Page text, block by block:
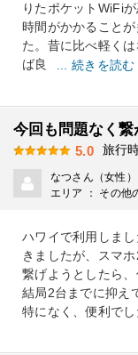
りたポケットWiFi
時間がかかること
た。昔に比べ軽く
ば良
... 続きを読む
今回も問題なく繋
5.0 旅行
なつさん（女性）
エリア ： その他
ハワイで利用しま
きましたが、スマ
繋げようとしたら
結局2台までに抑え
特になく、便利でし